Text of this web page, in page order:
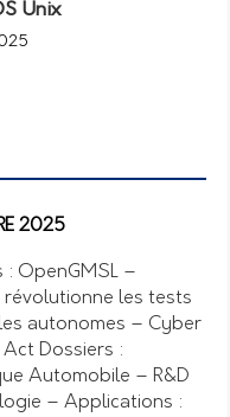
Unix
2025
: OpenGMSL –
les tests
autonomes – Cyber
Act Dossiers :
Automobile – R&D
– Applications :